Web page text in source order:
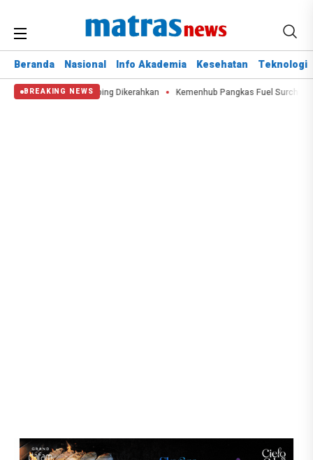
Beranda Nasional Info Akademia Kesehatan Teknologi
BREAKING NEWS
Water Bombing Dikerahkan Kemenhub Pangkas Fuel Surcharge